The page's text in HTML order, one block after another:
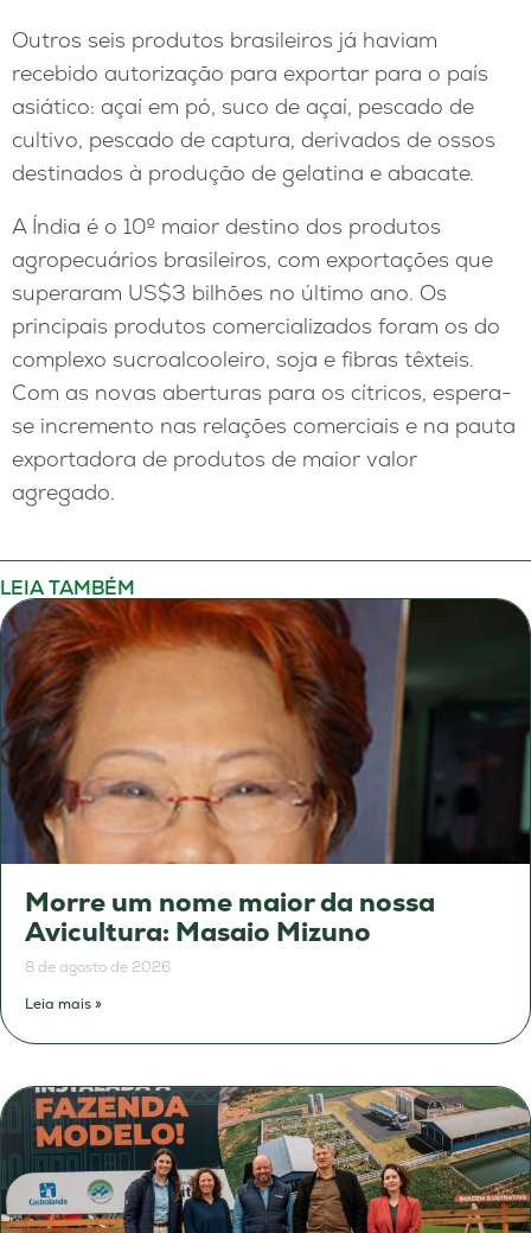
Outros seis produtos brasileiros já haviam
recebido autorização para exportar para o país
asiático: açaí em pó, suco de açaí, pescado de
cultivo, pescado de captura, derivados de ossos
destinados à produção de gelatina e abacate.
A Índia é o 10º maior destino dos produtos
agropecuários brasileiros, com exportações que
superaram US$3 bilhões no último ano. Os
principais produtos comercializados foram os do
complexo sucroalcooleiro, soja e fibras têxteis.
Com as novas aberturas para os cítricos, espera-
se incremento nas relações comerciais e na pauta
exportadora de produtos de maior valor
agregado.
LEIA TAMBÉM
Morre um nome maior da nossa
Avicultura: Masaio Mizuno
8 de agosto de 2026
Leia mais »